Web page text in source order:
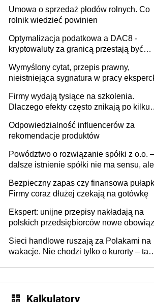
Umowa o sprzedaż płodów rolnych. Co
rolnik wiedzieć powinien
Optymalizacja podatkowa a DAC8 -
kryptowaluty za granicą przestają być
Wymyślony cytat, przepis prawny,
nieistniejąca sygnatura w pracy
firmie
Firmy wydają tysiące na szkolenia.
Dlaczego efekty często znikają po kilku
Odpowiedzialność influencerów za
rekomendacje produktów
Powództwo o rozwiązanie spółki z o.o.
dalsze istnienie spółki nie ma sensu,
Bezpieczny zapas czy finansowa
Firmy coraz dłużej czekają na gotówkę
Ekspert: unijne przepisy nakładają na
polskich przedsiębiorców nowe
Sieci handlowe ruszają za Polakami na
wakacje. Nie chodzi tylko o kurorty – ta
Kalkulatory